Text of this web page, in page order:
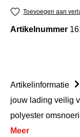
Toevoegen aan
Artikelnummer
Artikelinformatie
jouw lading veilig
polyester
Meer